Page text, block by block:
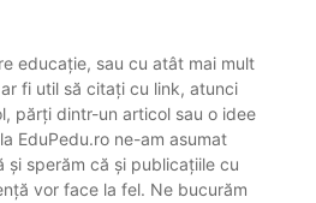
educație, sau cu atât mai mult
fi util să citați cu link, atunci
părți dintr-un articol sau o idee
EduPedu.ro ne-am asumat
și sperăm că și publicațiile cu
vor face la fel. Ne bucurăm